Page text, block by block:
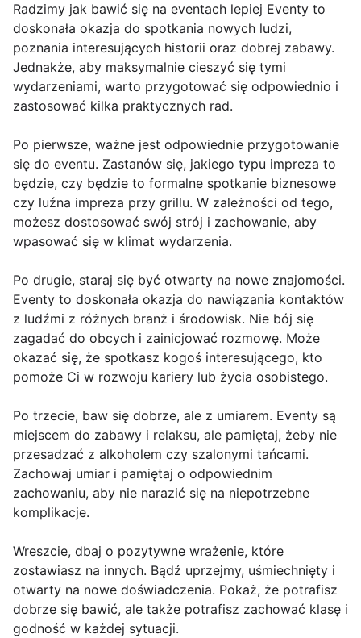
Radzimy jak bawić się na eventach lepiej Eventy to
doskonała okazja do spotkania nowych ludzi,
poznania interesujących historii oraz dobrej zabawy.
Jednakże, aby maksymalnie cieszyć się tymi
wydarzeniami, warto przygotować się odpowiednio i
zastosować kilka praktycznych rad.
Po pierwsze, ważne jest odpowiednie przygotowanie
się do eventu. Zastanów się, jakiego typu impreza to
będzie, czy będzie to formalne spotkanie biznesowe
czy luźna impreza przy grillu. W zależności od tego,
możesz dostosować swój strój i zachowanie, aby
wpasować się w klimat wydarzenia.
Po drugie, staraj się być otwarty na nowe znajomości.
Eventy to doskonała okazja do nawiązania kontaktów
z ludźmi z różnych branż i środowisk. Nie bój się
zagadać do obcych i zainicjować rozmowę. Może
okazać się, że spotkasz kogoś interesującego, kto
pomoże Ci w rozwoju kariery lub życia osobistego.
Po trzecie, baw się dobrze, ale z umiarem. Eventy są
miejscem do zabawy i relaksu, ale pamiętaj, żeby nie
przesadzać z alkoholem czy szalonymi tańcami.
Zachowaj umiar i pamiętaj o odpowiednim
zachowaniu, aby nie narazić się na niepotrzebne
komplikacje.
Wreszcie, dbaj o pozytywne wrażenie, które
zostawiasz na innych. Bądź uprzejmy, uśmiechnięty i
otwarty na nowe doświadczenia. Pokaż, że potrafisz
dobrze się bawić, ale także potrafisz zachować klasę i
godność w każdej sytuacji.